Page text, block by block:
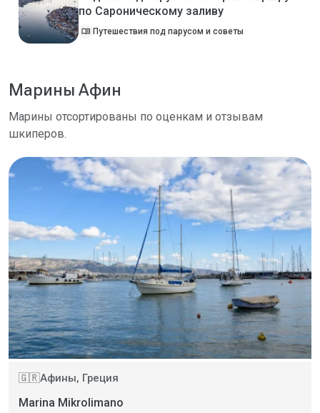
по Сароническому заливу
menu_book Путешествия под парусом и советы
Марины Афин
Марины отсортированы по оценкам и отзывам
шкиперов.
🇬🇷Афины, Греция
Marina Mikrolimano